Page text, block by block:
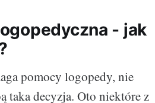
- jak
pomocy logopedy, nie
taka decyzja. Oto niektóre z